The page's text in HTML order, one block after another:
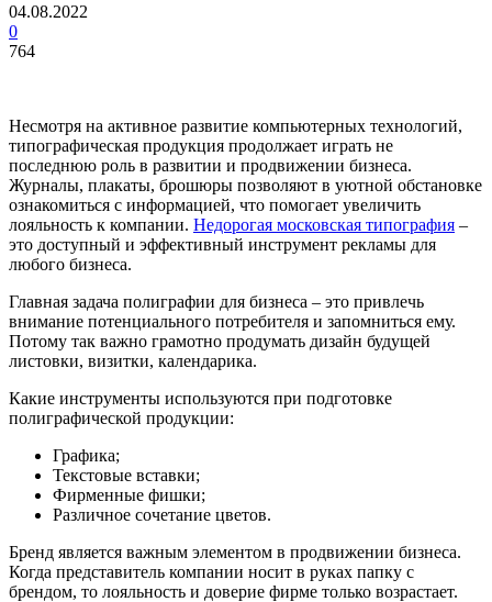
04.08.2022
0
764
Несмотря на активное развитие компьютерных технологий,
типографическая продукция продолжает играть не
последнюю роль в развитии и продвижении бизнеса.
Журналы, плакаты, брошюры позволяют в уютной обстановке
ознакомиться с информацией, что помогает увеличить
лояльность к компании. Недорогая московская типография –
это доступный и эффективный инструмент рекламы для
любого бизнеса.
Главная задача полиграфии для бизнеса – это привлечь
внимание потенциального потребителя и запомниться ему.
Потому так важно грамотно продумать дизайн будущей
листовки, визитки, календарика.
Какие инструменты используются при подготовке
полиграфической продукции:
Графика;
Текстовые вставки;
Фирменные фишки;
Различное сочетание цветов.
Бренд является важным элементом в продвижении бизнеса.
Когда представитель компании носит в руках папку с
брендом, то лояльность и доверие фирме только возрастает.